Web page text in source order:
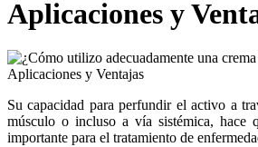
Aplicaciones y
Su capacidad para perfundir el activo a
músculo o incluso a vía sistémica, hace
importante para el tratamiento de